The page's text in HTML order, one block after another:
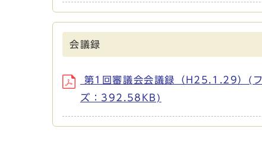
会議録
第1回審議会会議録（H25.1.29
ズ：392.58KB)